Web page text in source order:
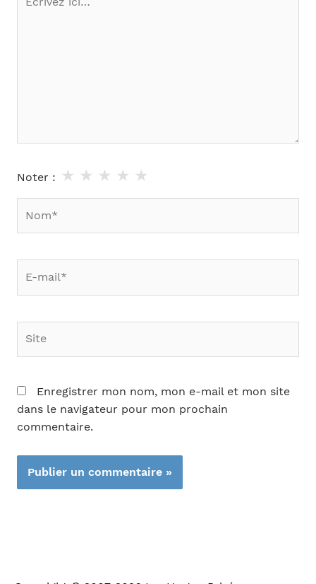
ici…
Noter : ★
★
★
★
★
Enregistrer mon nom, mon e-mail et mon site
dans le navigateur pour mon prochain
commentaire.